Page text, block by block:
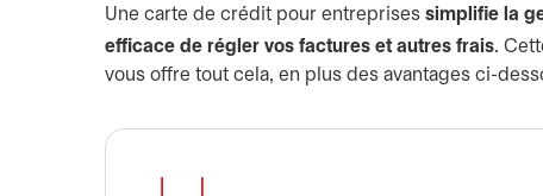
Une carte de crédit pour entreprises simplifie la
efficace de régler vos factures et autres frais.
vous offre tout cela, en plus des avantages ci-